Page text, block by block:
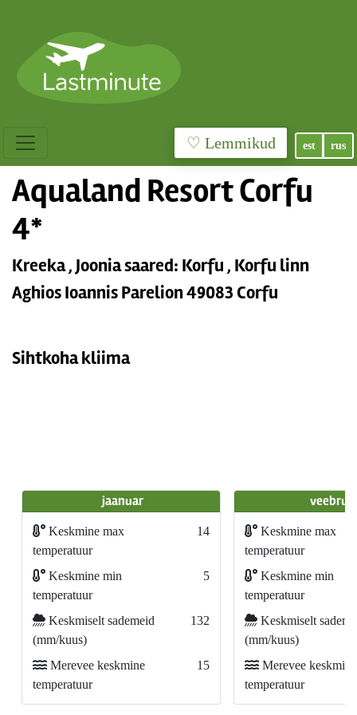
♡ Lemmikud est rus
Aqualand Resort Corfu
4*
Kreeka , Joonia saared: Korfu , Korfu linn
Aghios Ioannis Parelion 49083 Corfu
Sihtkoha kliima
jaanuar
Keskmine max
temperatuur
14
Keskmine min
temperatuur
5
Keskmiselt sademeid
(mm/kuus)
132
Merevee keskmine
temperatuur
15
Keskmine max
temperatuur
Keskmine min
temperatuur
Keskmiselt
(mm/kuus)
Merevee keskmine
temperatuur